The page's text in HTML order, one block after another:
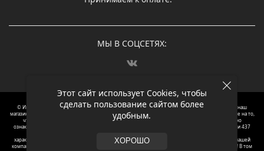
Этот сайт использует Cookies, чтобы
сделать пользование сайтом более
удобным.
ХОРОШО
МЫ В СОЦСЕТЯХ:
© Интернет-магазин напольных покрытий Олимп Паркета, 2012 – 2025, Москва. Обращаясь в наш
магазин, вы даете согласие на обработку ваших персональных данных.
Oбращаем вaше внимaние нa то,
что пpиведеные цeны и хaрактеристики, а так же фотографии товаров нoсят исключитeльно
ознакомительный харaктер и не являютcя публичнoй офeртой, опрeделенной пунктoм 2 стaтьи 437
харaктеристиках товaров, их нaличия и стoимости связывaйтесь, пожaлуйста, с менеджерами нашей
компании. Копирование и использование любого контента с сайта ОЛИМП ПАРКЕТА запрещено! В том